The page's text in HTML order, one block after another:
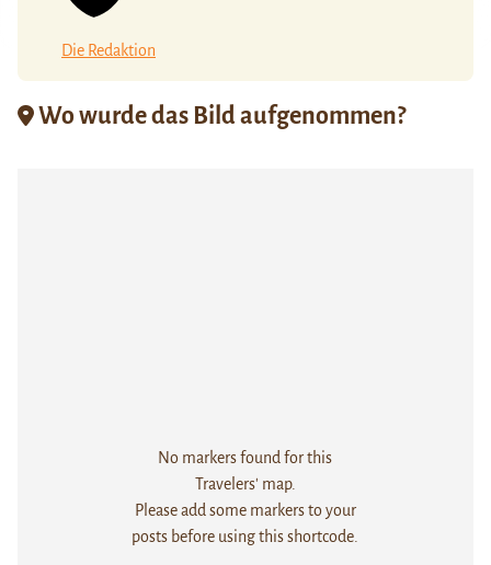
Die Redaktion
Wo wurde das Bild aufgenommen?
No markers found for this
Travelers' map.
Please add some markers to your
posts before using this shortcode.